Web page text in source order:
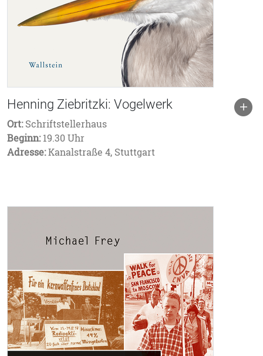
Henning Ziebritzki: Vogelwerk
Ort:Schriftstellerhaus
Beginn:19.30 Uhr
Adresse:Kanalstraße 4, Stuttgart